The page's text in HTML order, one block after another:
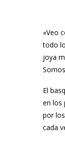
«Veo
todo
joya
El
en los
por
cada